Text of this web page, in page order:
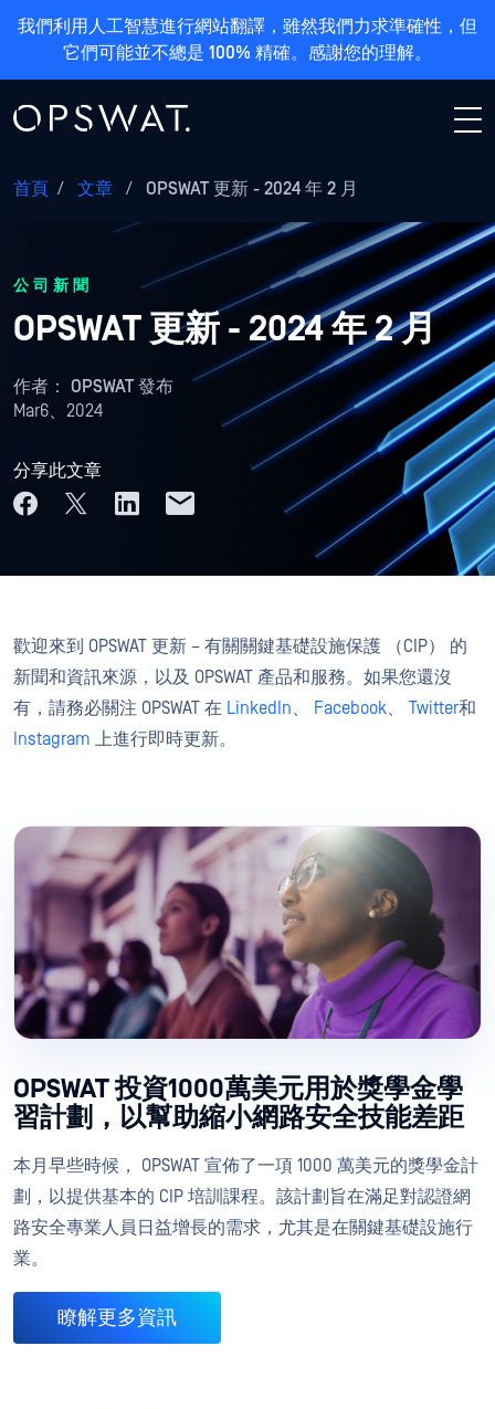
我們利用人工智慧進行網站翻譯，雖然我們力求準確性，但
它們可能並不總是 100% 精確。感謝您的理解。
首頁 / 文章 / OPSWAT 更新 - 2024 年 2 月
公司新聞
OPSWAT 更新 - 2024 年 2 月
作者： OPSWAT 發布
Mar6、2024
分享此文章
歡迎來到 OPSWAT 更新 – 有關關鍵基礎設施保護 （CIP） 的
新聞和資訊來源，以及 OPSWAT 產品和服務。如果您還沒
有，請務必關注 OPSWAT 在 LinkedIn、 Facebook、 Twitter和
Instagram 上進行即時更新。
OPSWAT 投資1000萬美元用於獎學金學
習計劃，以幫助縮小網路安全技能差距
本月早些時候， OPSWAT 宣佈了一項 1000 萬美元的獎學金計
劃，以提供基本的 CIP 培訓課程。該計劃旨在滿足對認證網
路安全專業人員日益增長的需求，尤其是在關鍵基礎設施行
業。
瞭解更多資訊